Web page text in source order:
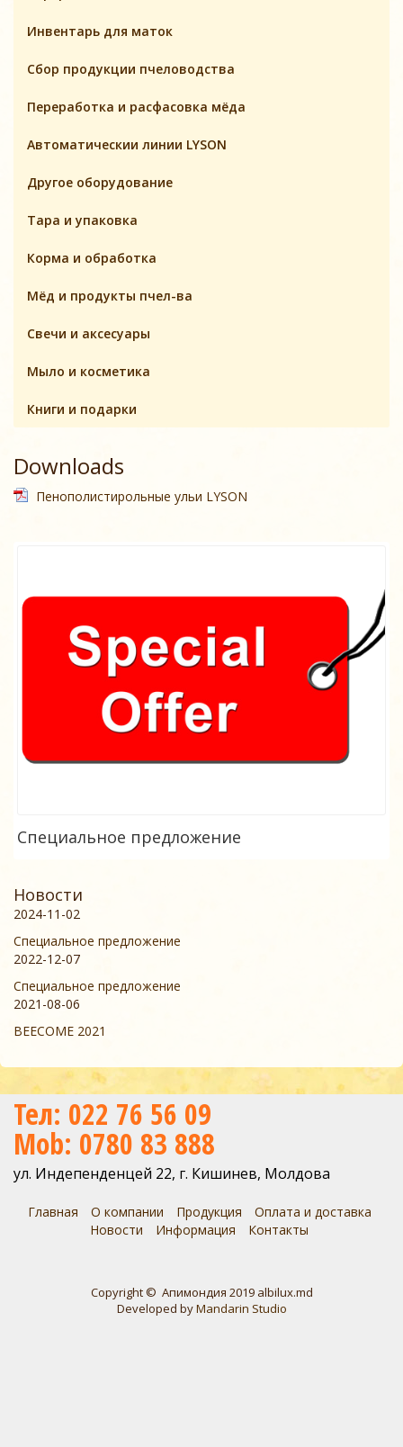
Инвентарь для маток
Cбор продукции пчеловодства
Переработка и расфасовка мёда
Автоматическии линии LYSON
Другое оборудование
Тара и упаковка
Корма и обработка
Мёд и продукты пчел-ва
Свечи и аксесуары
Мыло и косметика
Книги и подарки
Downloads
Пенополистирольные ульи LYSON
Специальное предложение
Новости
2024-11-02
Специальное предложение
2022-12-07
Специальное предложение
2021-08-06
BEECOME 2021
Тел: 022 76 56 09
Mob: 0780 83 888
ул. Индепенденцей 22, г. Кишинев, Молдова
Главная О компании Продукция
Оплата и доставка
Новости
Информация Контакты
Copyright © Апимондия 2019 albilux.md
Developed byMandarin Studio